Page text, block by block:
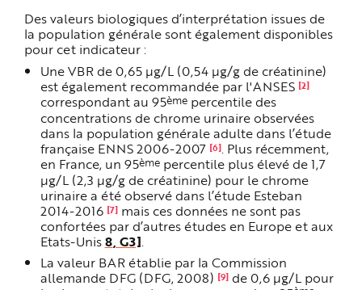
Des valeurs biologiques d’interprétation issues de
la population générale sont également disponibles
pour cet indicateur :
Une VBR de 0,65 µg/L (0,54 µg/g de créatinine)
est également recommandée par l'ANSES [2]
correspondant au 95èmepercentile des
concentrations de chrome urinaire observées
dans la population générale adulte dans l’étude
française ENNS 2006-2007 [6]. Plus récemment,
en France, un 95èmepercentile plus élevé de1,7
µg/L (2,3 µg/g de créatinine) pour le chrome
urinaire a été observé dans l’étude Esteban
2014-2016 [7] mais ces données ne sont pas
confortées par d’autres études en Europe et aux
Etats-Unis8, G3].
La valeur BAR établie par la Commission
allemande DFG (DFG, 2008) [9]de 0,6 µg/L pour